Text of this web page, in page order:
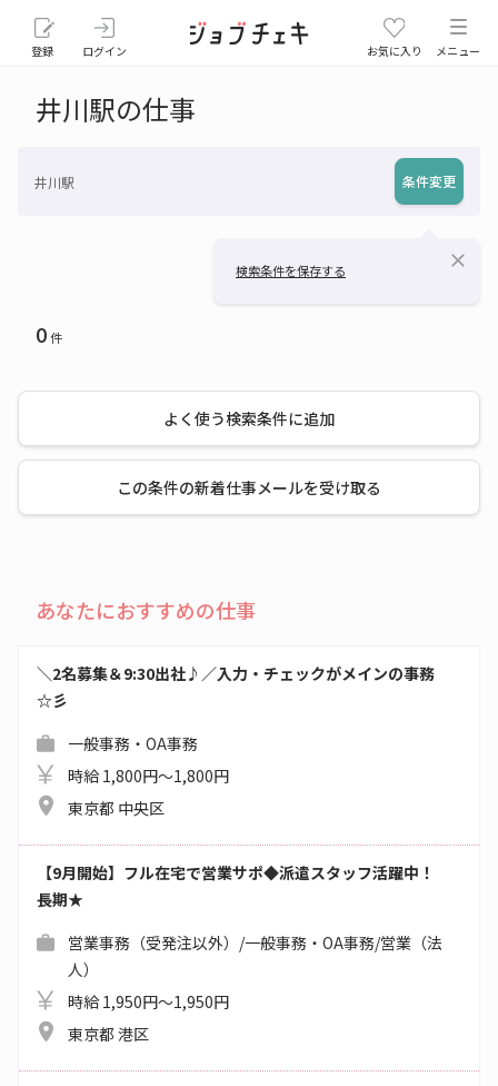
登録 ログイン お気に入り メニュー
井川駅の仕事
井川駅 条件変更
検索条件を保存する close
0件
よく使う検索条件に追加
この条件の新着仕事メールを受け取る
あなたにおすすめの仕事
＼2名募集＆9:30出社♪／入力・チェックがメインの事務
☆彡
一般事務・OA事務
時給 1,800円～1,800円
東京都 中央区
【9月開始】フル在宅で営業サポ◆派遣スタッフ活躍中！
長期★
営業事務（受発注以外）/一般事務・OA事務/営業（法
人）
時給 1,950円～1,950円
東京都 港区